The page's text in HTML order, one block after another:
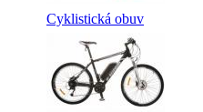
Cyklistická obuv